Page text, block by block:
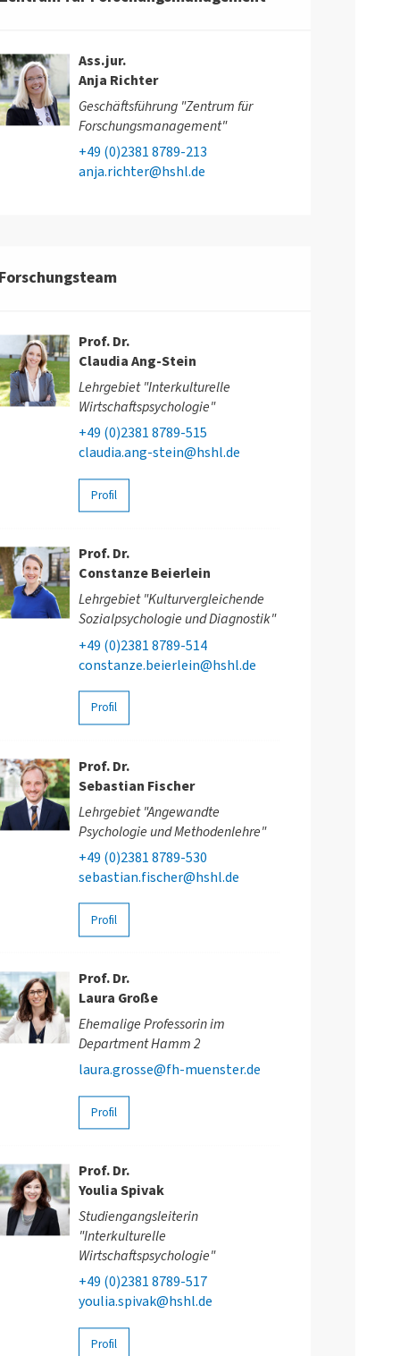
Ass.jur.
Anja Richter
Geschäftsführung "Zentrum für
Forschungsmanagement"
+49 (0)2381 8789-213
anja.richter@hshl.de
Forschungsteam
Prof. Dr.
Claudia Ang-Stein
Lehrgebiet "Interkulturelle
Wirtschaftspsychologie"
+49 (0)2381 8789-515
claudia.ang-stein@hshl.de
Profil
Prof. Dr.
Constanze Beierlein
Lehrgebiet "Kulturvergleichende
Sozialpsychologie und Diagnostik"
+49 (0)2381 8789-514
constanze.beierlein@hshl.de
Profil
Prof. Dr.
Sebastian Fischer
Lehrgebiet "Angewandte
Psychologie und Methodenlehre"
+49 (0)2381 8789-530
sebastian.fischer@hshl.de
Profil
Prof. Dr.
Laura Große
Ehemalige Professorin im
Department Hamm 2
laura.grosse@fh-muenster.de
Profil
Prof. Dr.
Youlia Spivak
Studiengangsleiterin
"Interkulturelle
Wirtschaftspsychologie"
+49 (0)2381 8789-517
youlia.spivak@hshl.de
Profil